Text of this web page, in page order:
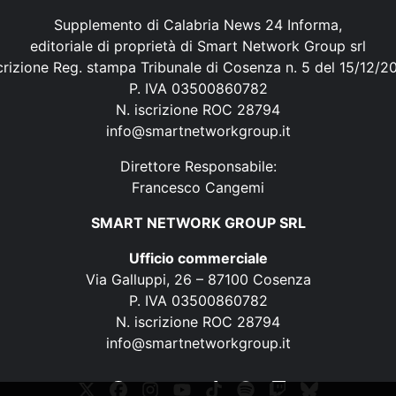
Supplemento di Calabria News 24 Informa,
editoriale di proprietà di Smart Network Group srl
Reg. stampa Tribunale di Cosenza n. 5 del 15/12/
P. IVA 03500860782
N. iscrizione ROC 28794
info@smartnetworkgroup.it
Direttore Responsabile:
Francesco Cangemi
SMART NETWORK GROUP SRL
Ufficio commerciale
Via Galluppi, 26 – 87100 Cosenza
P. IVA 03500860782
N. iscrizione ROC 28794
info@smartnetworkgroup.it